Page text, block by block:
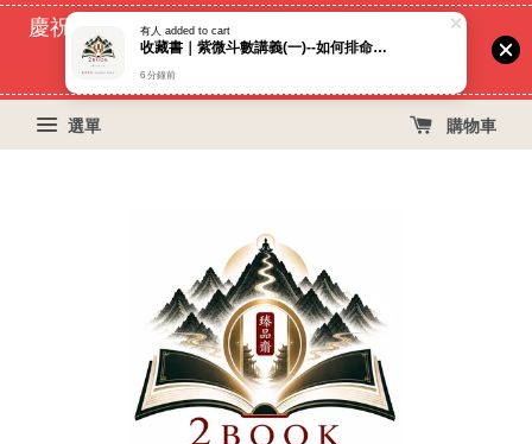
慶祝蝦皮好評過萬！買399免運費, 再立折29元
51天
選單 購物車
有人 added to cart
收藏書｜紫微斗數講義(一)--如何排命盤｜王亭之
6 分鐘前